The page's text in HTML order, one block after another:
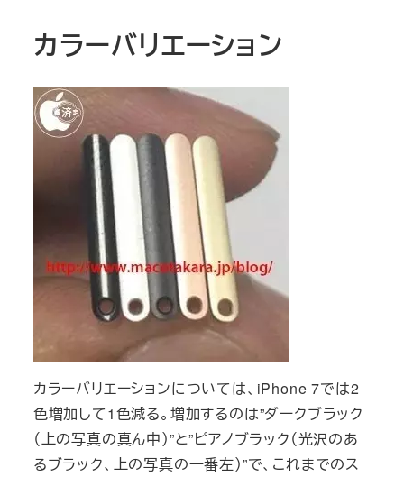
カラーバリエーション
カラーバリエーションについては、iPhone 7では2
色増加して1色減る。増加するのは”ダークブラック
（上の写真の真ん中）”と”ピアノブラック（光沢のあ
るブラック、上の写真の一番左）”で、これまでのス